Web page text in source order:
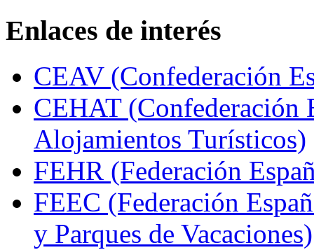
Enlaces de interés
CEAV (Confederación
CEHAT (Confederación
Alojamientos Turísticos)
FEHR (Federación
FEEC (Federación
y Parques de Vacaciones)